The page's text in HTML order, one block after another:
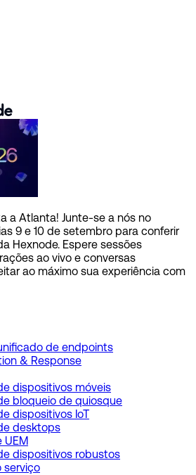
a Atlanta! Junte-se a nós no
9 e 10 de setembro para conferir
Hexnode. Espere sessões
ao vivo e conversas
ao máximo sua experiência com
de endpoints
& Response
dispositivos móveis
bloqueio de quiosque
dispositivos IoT
desktops
UEM
dispositivos robustos
serviço